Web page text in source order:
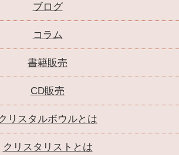
ブログ
コラム
書籍販売
CD販売
リスタルボウルとは
クリスタリストとは